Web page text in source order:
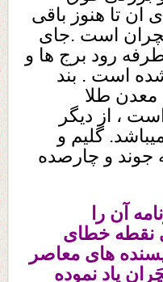
ان تا هنوز باقی
است .جای
رود برج ها و
است . بند
معدن طلا
، از دیگر
گلیم و
جوند و چارصده
آن را
نقطه خطای
های معاصر
یاد نموده